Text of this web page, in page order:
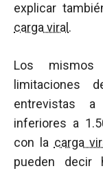
explicar
carga viral .
Los mismos
limitaciones
entrevistas
inferiores a
con la carga
pueden decir